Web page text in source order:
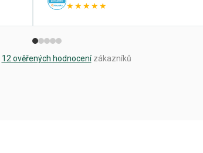
★★★★★
12 ověřených hodnocenízákazníků